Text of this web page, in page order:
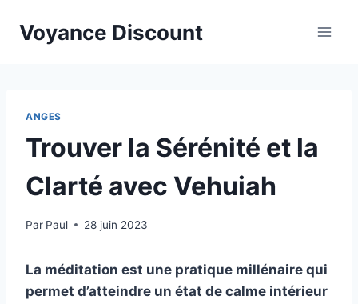
Voyance Discount
ANGES
Trouver la Sérénité et la
Clarté avec Vehuiah
Par Paul 28 juin 2023
La méditation est une pratique millénaire qui
permet d’atteindre un état de calme intérieur